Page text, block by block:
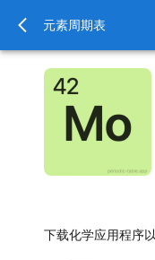
元素周期表
下载化学应用程序